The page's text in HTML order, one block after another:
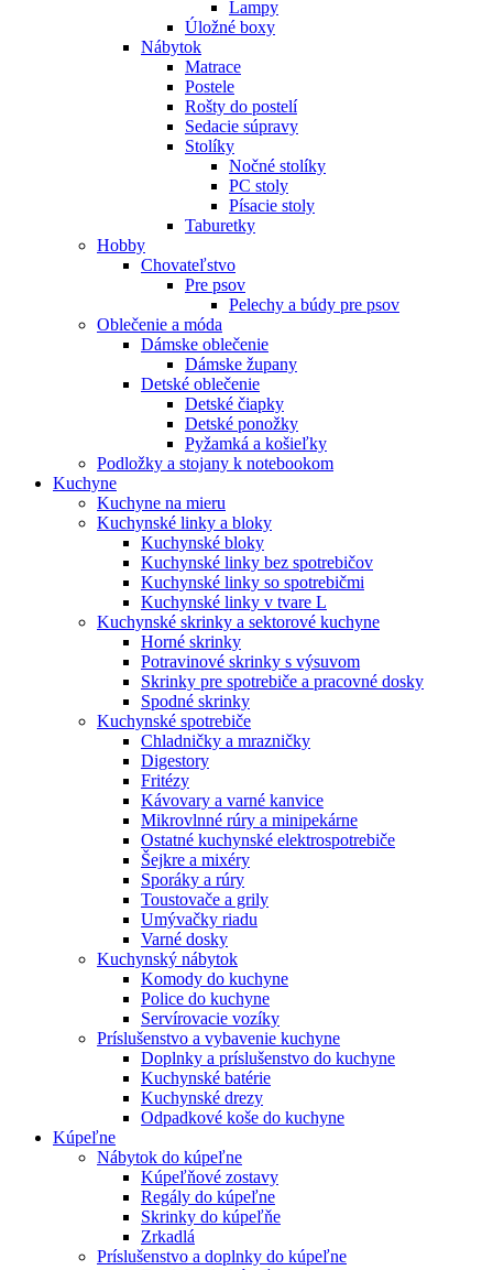
Lampy
Úložné boxy
Nábytok
Matrace
Postele
Rošty do postelí
Sedacie súpravy
Stolíky
Nočné stolíky
PC stoly
Písacie stoly
Taburetky
Hobby
Chovateľstvo
Pre psov
Pelechy a búdy pre psov
Oblečenie a móda
Dámske oblečenie
Dámske župany
Detské oblečenie
Detské čiapky
Detské ponožky
Pyžamká a košieľky
Podložky a stojany k notebookom
Kuchyne
Kuchyne na mieru
Kuchynské linky a bloky
Kuchynské bloky
Kuchynské linky bez spotrebičov
Kuchynské linky so spotrebičmi
Kuchynské linky v tvare L
Kuchynské skrinky a sektorové kuchyne
Horné skrinky
Potravinové skrinky s výsuvom
Skrinky pre spotrebiče a pracovné dosky
Spodné skrinky
Kuchynské spotrebiče
Chladničky a mrazničky
Digestory
Fritézy
Kávovary a varné kanvice
Mikrovlnné rúry a minipekárne
Ostatné kuchynské elektrospotrebiče
Šejkre a mixéry
Sporáky a rúry
Toustovače a grily
Umývačky riadu
Varné dosky
Kuchynský nábytok
Komody do kuchyne
Police do kuchyne
Servírovacie vozíky
Príslušenstvo a vybavenie kuchyne
Doplnky a príslušenstvo do kuchyne
Kuchynské batérie
Kuchynské drezy
Odpadkové koše do kuchyne
Kúpeľne
Nábytok do kúpeľne
Kúpeľňové zostavy
Regály do kúpeľne
Skrinky do kúpeľňe
Zrkadlá
Príslušenstvo a doplnky do kúpeľne